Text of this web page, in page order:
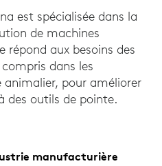
est spécialisée dans la
de machines
répond aux besoins des
dans les
animalier, pour améliorer
des outils de pointe.
manufacturière